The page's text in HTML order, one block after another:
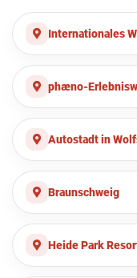
Internationales
phæno-
Autostadt in
Braunschweig
Heide Park